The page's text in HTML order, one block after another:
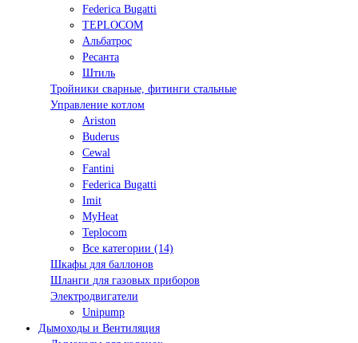
Federica Bugatti
TEPLOCOM
Альбатрос
Ресанта
Штиль
Тройники сварные, фитинги стальные
Управление котлом
Ariston
Buderus
Cewal
Fantini
Federica Bugatti
Imit
MyHeat
Teplocom
Все категории (14)
Шкафы для баллонов
Шланги для газовых приборов
Электродвигатели
Unipump
Дымоходы и Вентиляция